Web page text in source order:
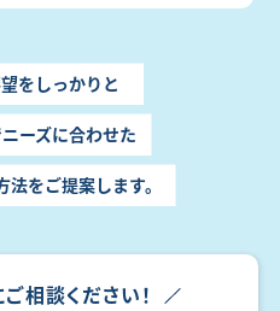
をしっかりと
ーズに合わせた
をご提案します。
相談ください！